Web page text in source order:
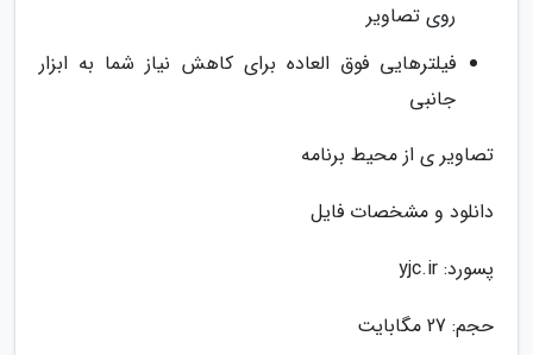
روی تصاویر
فیلترهایی فوق العاده برای کاهش نیاز شما به ابزار
جانبی
تصاویر ی از محیط برنامه
دانلود و مشخصات فایل
پسورد: yjc.ir
حجم: 27 مگابایت